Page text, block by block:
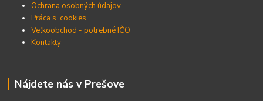
Ochrana osobných údajov
Práca s cookies
Veľkoobchod - potrebné IČO
Kontakty
Nájdete nás v Prešove